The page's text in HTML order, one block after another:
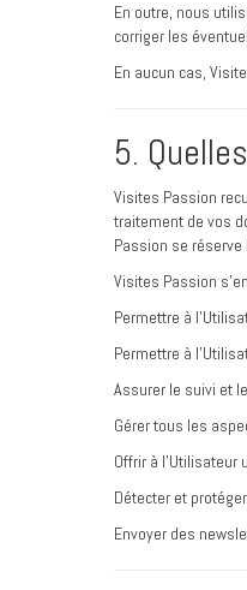
En outre, nous
corriger les
En aucun cas,
5.
Visites Passion
traitement de vos
Passion se
Visites Passion
Permettre à
Permettre à
Assurer le suivi et
Gérer tous les
Offrir à
Détecter et
Envoyer des